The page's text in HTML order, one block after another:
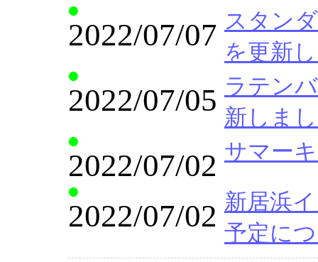
2022/07/07 スタン
を更新
2022/07/05 ラテン
新しま
2022/07/02 サマー
2022/07/02 新居浜
予定に